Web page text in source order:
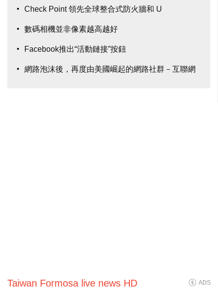
Check Point 領先全球整合式防火牆和 U
數碼相機並非像素越高越好
Facebook推出“活動鏈接”按鈕
網路泡沫後，再度由美國崛起的網路社群－互聯網
Taiwan Formosa live news HD ADS